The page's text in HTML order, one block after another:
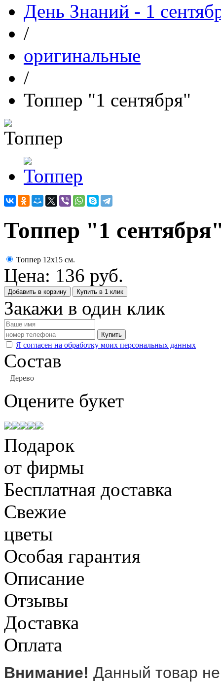
День Знаний - 1
/
оригинальные
/
Топпер "1 сентября"
Топпер "1
Топпер 12х15 см.
Цена: 136 руб.
Добавить в корзину Купить в 1 клик
Закажи в один клик
Купить
Я согласен на обработку моих персональных данных
Состав
Дерево
Оцените букет
Подарок
от фирмы
Бесплатная доставка
Свежие
цветы
Особая гарантия
Описание
Отзывы
Доставка
Оплата
Внимание! Данный товар